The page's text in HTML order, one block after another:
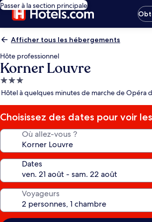
Passer à la section principale
Afficher tous les hébergements
Hôte professionnel
Korner Louvre
Hébergement
3.0 étoiles
Hôtel à quelques minutes de marche de Opéra
Choisissez des dates pour voir
Où allez-vous ?
Dates
Voyageurs